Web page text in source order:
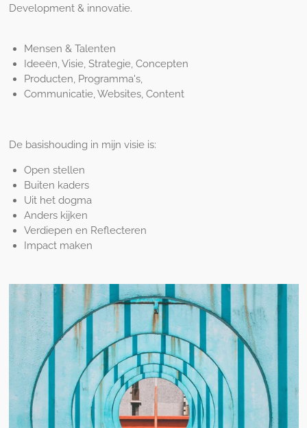
Development & innovatie.
Mensen & Talenten
Ideeën, Visie, Strategie, Concepten
Producten, Programma's,
Communicatie, Websites, Content
De basishouding in mijn visie is:
Open stellen
Buiten kaders
Uit het dogma
Anders kijken
Verdiepen en Reflecteren
Impact maken